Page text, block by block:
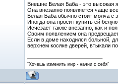
Внешне Белая Баба - это высокая
Она внезапно появляется чаще
Белая Баба обычно стоит молча с
Иногда она просит купить ей
Исчезает также внезапно, как и
Своим появлением она
Если в доме находился больной,
верхнем косяке дверей, втыкали
“Хочешь изменить мир - начни с себя”